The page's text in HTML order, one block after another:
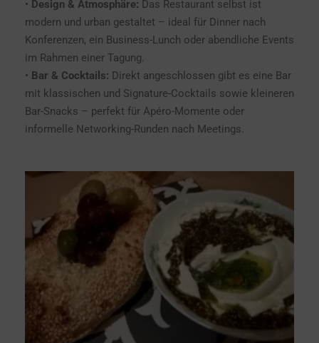
• Design & Atmosphäre: Das Restaurant selbst ist
modern und urban gestaltet – ideal für Dinner nach
Konferenzen, ein Business-Lunch oder abendliche Events
im Rahmen einer Tagung.
• Bar & Cocktails: Direkt angeschlossen gibt es eine Bar
mit klassischen und Signature-Cocktails sowie kleineren
Bar-Snacks – perfekt für Apéro-Momente oder
informelle Networking-Runden nach Meetings.